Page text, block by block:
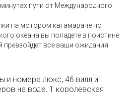
пути от Международного
на мотором катамаране по
океана вы попадете в поистине
все ваши ожидания.
и номера люкс, 46 вилл и
на воде, 1 королевская